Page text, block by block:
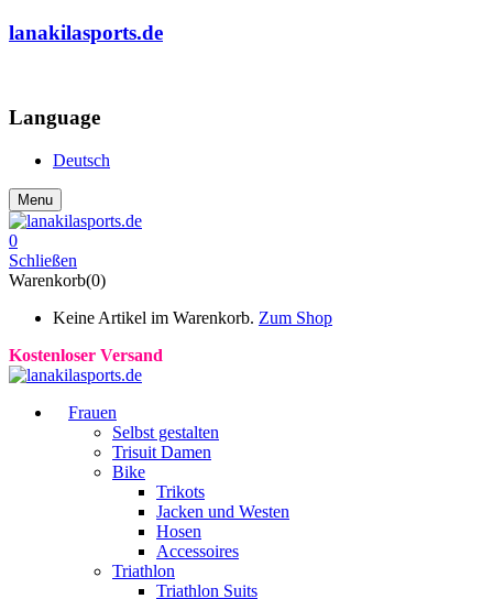
lanakilasports.de
Language
Deutsch
Menu
0
Schließen
Warenkorb(0)
Keine Artikel im Warenkorb. Zum Shop
Kostenloser Versand
Frauen
Selbst gestalten
Trisuit Damen
Bike
Trikots
Jacken und Westen
Hosen
Accessoires
Triathlon
Triathlon Suits